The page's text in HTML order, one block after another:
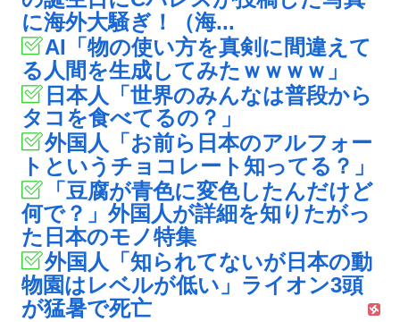
に海外大騒ぎ！（海...
AI「物の使い方を真剣に間違えて
る人間を生成してみたｗｗｗｗ」
日本人「世界のみんなは普段から
タコを食べてるの？」
外国人「お前ら日本のアルフォー
トというチョコレート知ってる？」
「豆腐が青色に変色したんだけど
何で？」外国人が詳細を知りたがっ
た日本のモノ特集
外国人「知られてないが日本の動
物園はレベルが低い」ライオン3頭
が猛暑で死亡